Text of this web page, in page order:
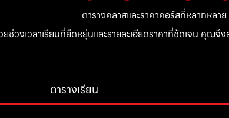
ตารางคลาสและราคาคอร์สที่หลากหล
ยช่วงเวลาเรียนที่ยืดหยุ่นและรายละเอียดราคาที่ชัดเจน คุณจึ
ตารางเรียน